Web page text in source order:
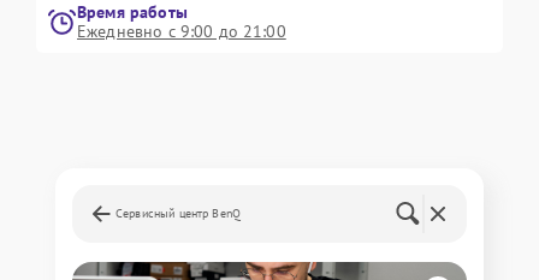
Время работы
Ежедневно с 9:00 до 21:00
Сервисный центр BenQ